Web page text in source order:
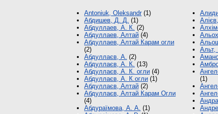
Аntoniuk, Оleksandr(1)
Абдишев, Д. Д. (1)
Абдуллаев, А. К. (2)
Абдуллаев, Алтай (4)
Абдуллаев, Алтай Карам огли
(2)
Абдуллаєв, А. (2)
Абдуллаєв, А. К. (13)
Абдуллаєв, А. К. огли (4)
Абдуллаєв, А. К.огли (1)
Абдуллаєв, Алтай (2)
Абдуллаєв, Алтай Карам Огли
(4)
Абдураїмова, А. А. (1)
Альт,
(1)